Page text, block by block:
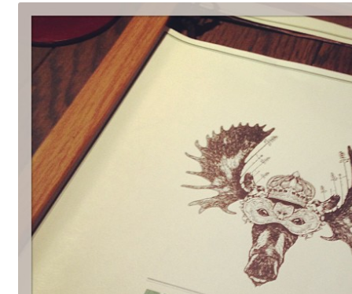
Gästgalleri
Information
Klädkod: Mörk kostym
Vigseln: Maria Magdalena Kyrka
Festen: Villa Ludvigsberg